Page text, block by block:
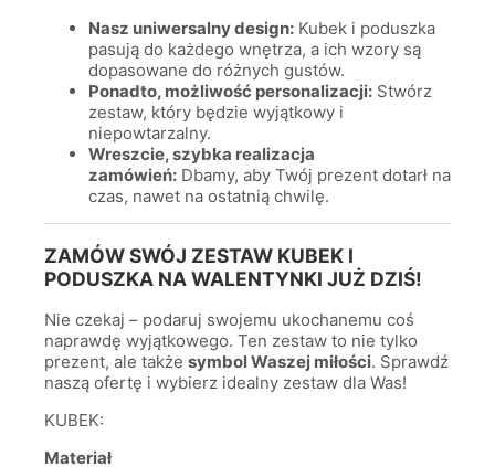
Nasz uniwersalny design: Kubek i poduszka
pasują do każdego wnętrza, a ich wzory są
dopasowane do różnych gustów.
Ponadto, możliwość personalizacji: Stwórz
zestaw, który będzie wyjątkowy i
niepowtarzalny.
Wreszcie, szybka realizacja
zamówień: Dbamy, aby Twój prezent dotarł na
czas, nawet na ostatnią chwilę.
ZAMÓW SWÓJ ZESTAW KUBEK I
PODUSZKA NA WALENTYNKI JUŻ DZIŚ!
Nie czekaj – podaruj swojemu ukochanemu coś
naprawdę wyjątkowego. Ten zestaw to nie tylko
prezent, ale także symbol Waszej miłości. Sprawdź
naszą ofertę i wybierz idealny zestaw dla Was!
KUBEK:
Materiał